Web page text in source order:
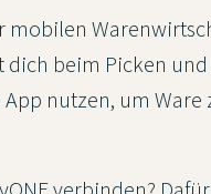
beim Picken und
nutzen, um Ware